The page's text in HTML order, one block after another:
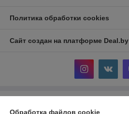
Политика обработки cookies
Сайт создан на платформе Deal.by
Обработка файлов cookie